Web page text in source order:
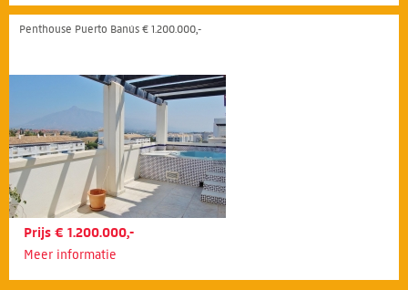
Penthouse Puerto Banús € 1.200.000,-
Prijs € 1.200.000,-
Meer informatie